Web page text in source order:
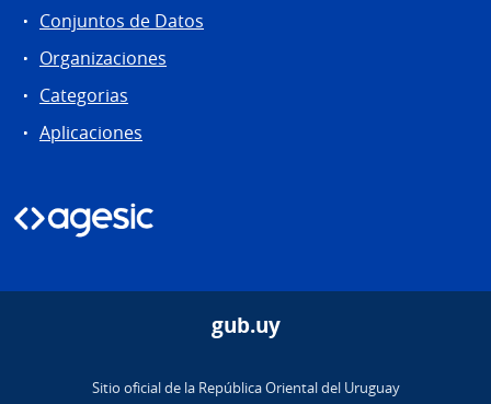
Conjuntos de Datos
Organizaciones
Categorias
Aplicaciones
gub.uy
Sitio oficial de la República Oriental del Uruguay